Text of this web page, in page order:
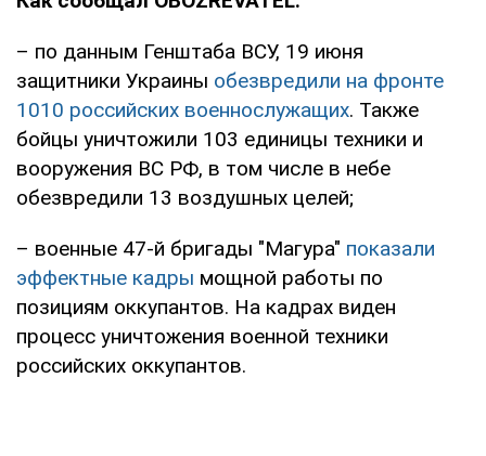
– по данным Генштаба ВСУ, 19 июня
защитники Украины обезвредили на фронте
1010 российских военнослужащих. Также
бойцы уничтожили 103 единицы техники и
вооружения ВС РФ, в том числе в небе
обезвредили 13 воздушных целей;
– военные 47-й бригады "Магура" показали
эффектные кадры мощной работы по
позициям оккупантов. На кадрах виден
процесс уничтожения военной техники
российских оккупантов.